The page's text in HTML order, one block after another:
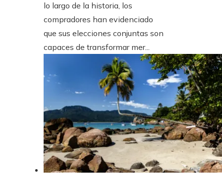
lo largo de la historia, los
compradores han evidenciado
que sus elecciones conjuntas son
capaces de transformar mer...